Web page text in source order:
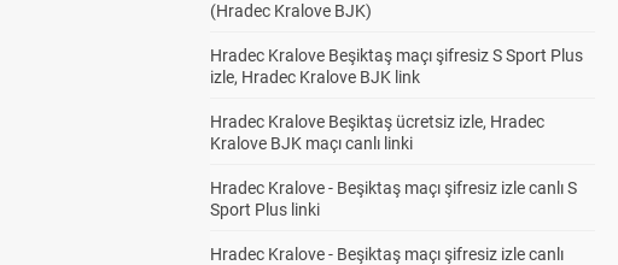
(Hradec Kralove BJK)
Hradec Kralove Beşiktaş maçı şifresiz S Sport Plus
izle, Hradec Kralove BJK link
Hradec Kralove Beşiktaş ücretsiz izle, Hradec
Kralove BJK maçı canlı linki
Hradec Kralove - Beşiktaş maçı şifresiz izle canlı S
Sport Plus linki
Hradec Kralove - Beşiktaş maçı şifresiz izle canlı